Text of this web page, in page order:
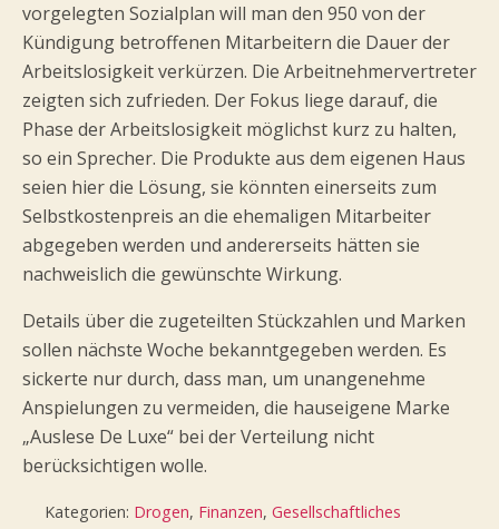
vorgelegten Sozialplan will man den 950 von der
Kündigung betroffenen Mitarbeitern die Dauer der
Arbeitslosigkeit verkürzen. Die Arbeitnehmervertreter
zeigten sich zufrieden. Der Fokus liege darauf, die
Phase der Arbeitslosigkeit möglichst kurz zu halten,
so ein Sprecher. Die Produkte aus dem eigenen Haus
seien hier die Lösung, sie könnten einerseits zum
Selbstkostenpreis an die ehemaligen Mitarbeiter
abgegeben werden und andererseits hätten sie
nachweislich die gewünschte Wirkung.
Details über die zugeteilten Stückzahlen und Marken
sollen nächste Woche bekanntgegeben werden. Es
sickerte nur durch, dass man, um unangenehme
Anspielungen zu vermeiden, die hauseigene Marke
„Auslese De Luxe“ bei der Verteilung nicht
berücksichtigen wolle.
Kategorien: Drogen, Finanzen, Gesellschaftliches